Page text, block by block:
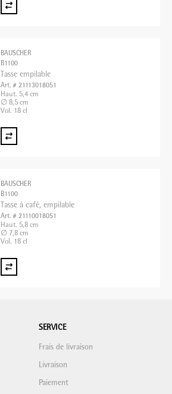
BAUSCHER
B1100
Tasse empilable
Art. # 21113018051
Haut. 5,4 cm
∅ 8,5 cm
Vol. 18 cl
BAUSCHER
B1100
Tasse à café, empilable
Art. # 21110018051
Haut. 5,8 cm
∅ 7,8 cm
Vol. 18 cl
SERVICE
Frais de livraison
Livraison
Paiement